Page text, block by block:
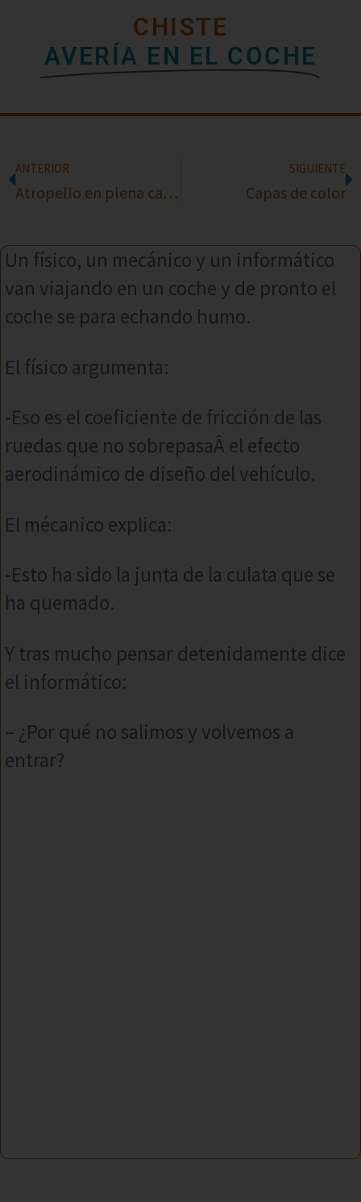
CHISTE
AVERÍA EN EL COCHE
ANTERIOR
Atropello en plena calle!
SIGUIENTE
Capas de color
Un físico, un mecánico y un informático
van viajando en un coche y de pronto el
coche se para echando humo.
El físico argumenta:
-Eso es el coeficiente de fricción de las
ruedas que no sobrepasaÂ el efecto
aerodinámico de diseño del vehículo.
El mécanico explica:
-Esto ha sido la junta de la culata que se
ha quemado.
Y tras mucho pensar detenidamente dice
el informático:
– ¿Por qué no salimos y volvemos a
entrar?